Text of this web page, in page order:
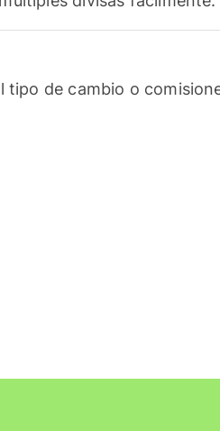
tipo de cambio o